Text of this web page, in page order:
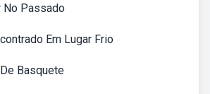
No Passado
Em Lugar Frio
Basquete